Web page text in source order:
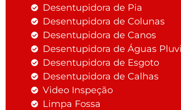
Desentupidora de Pia
Desentupidora de Colunas
Desentupidora de Canos
Desentupidora de Águas
Desentupidora de Esgoto
Desentupidora de Calhas
Video Inspeção
Limpa Fossa